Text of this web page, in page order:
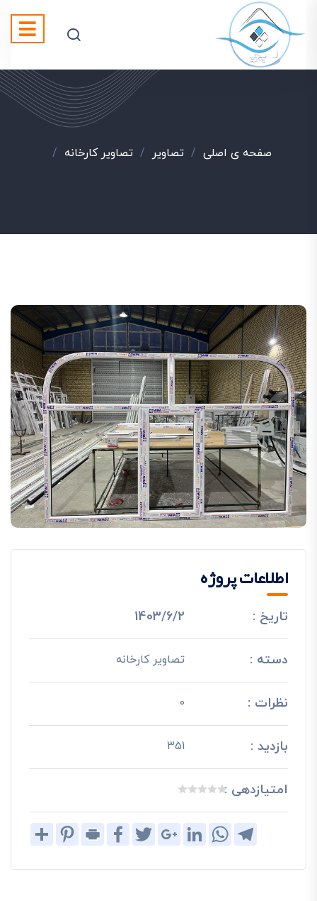
صفحه ی اصلی / تصاویر / تصاویر کارخانه /
اطلاعات پروژه
تاریخ : 1403/6/2
دسته : تصاویر کارخانه
نظرات : 0
بازدید : 351
امتیازدهی :
Share
PinterestPrint
FacebookTwitterGoogle+LinkedIn
WhatsAppTelegram